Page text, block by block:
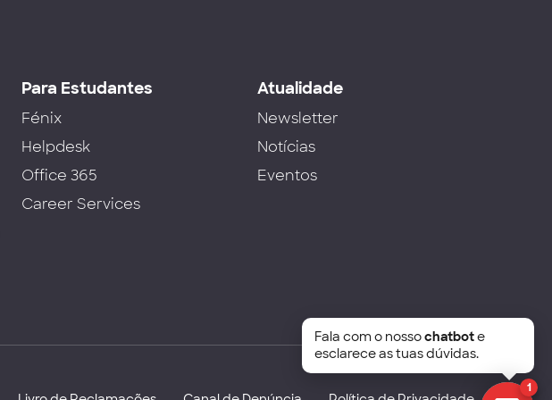
Para Estudantes
Fénix
Helpdesk
Office 365
Career Services
Atualidade
Newsletter
Notícias
Eventos
1
Fala com o nossochatbote
esclarece as tuas dúvidas.